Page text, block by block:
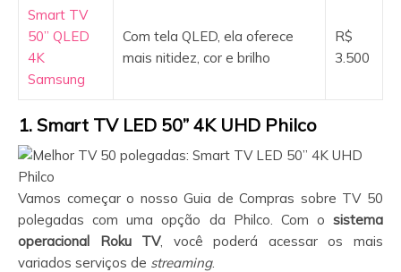
Smart TV
50” QLED
4K
Samsung
Com tela QLED, ela oferece
mais nitidez, cor e brilho
R$
3.500
1. Smart TV LED 50” 4K UHD Philco
Vamos começar o nosso Guia de Compras sobre TV 50
polegadas com uma opção da Philco. Com o sistema
operacional Roku TV, você poderá acessar os mais
variados serviços de streaming.